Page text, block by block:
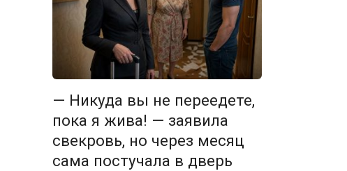
— Никуда вы не переедете,
пока я жива! — заявила
свекровь, но через месяц
сама постучала в дверь